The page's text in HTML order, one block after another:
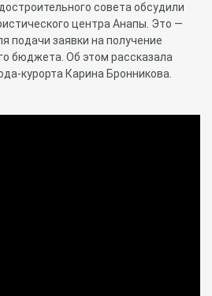
совета обсудили
центра Анапы. Это —
подачи заявки на получение
бюджета. Об этом рассказала
курорта Карина Бронникова.